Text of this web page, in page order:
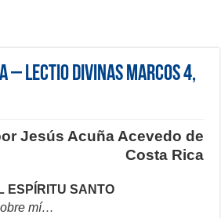
– Lectio Divinas Marcos 4,
Jesús Acuña Acevedo de
Costa Rica
ESPÍRITU SANTO
mí…